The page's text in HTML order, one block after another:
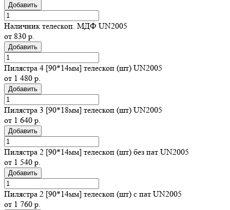
Добавить
Наличник телескоп. МДФ UN2005
от 830 р.
Добавить
Пилястра 4 [90*14мм] телескоп (шт) UN2005
от 1 480 р.
Добавить
Пилястра 3 [90*18мм] телескоп (шт) UN2005
от 1 640 р.
Добавить
Пилястра 2 [90*14мм] телескоп (шт) без пат UN2005
от 1 540 р.
Добавить
Пилястра 2 [90*14мм] телескоп (шт) с пат UN2005
от 1 760 р.